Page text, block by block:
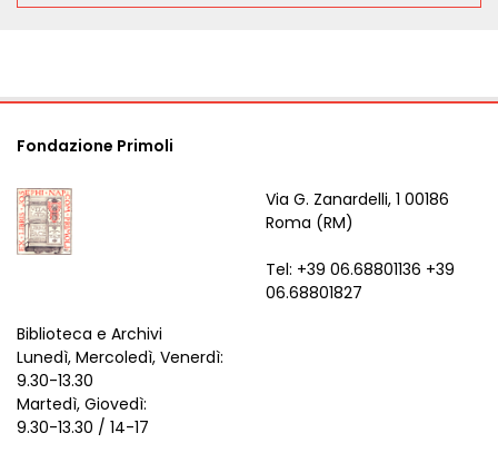
Fondazione Primoli
Via G. Zanardelli, 1 00186
Roma (RM)
Tel: +39 06.68801136 +39
06.68801827
Biblioteca e Archivi
Lunedì, Mercoledì, Venerdì:
9.30-13.30
Martedì, Giovedì:
9.30-13.30 / 14-17